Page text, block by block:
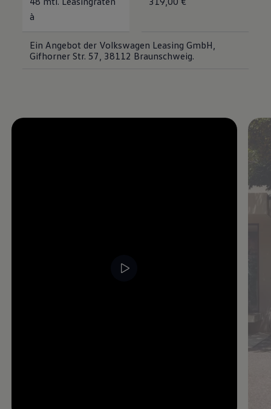
à
Ein Angebot der Volkswagen Leasing GmbH,
Gifhorner Str. 57, 38112 Braunschweig.